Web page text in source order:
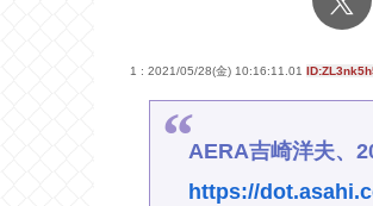
1 : 2021/05/28(金) 10:16:11.01
AERA吉崎洋夫、
https://